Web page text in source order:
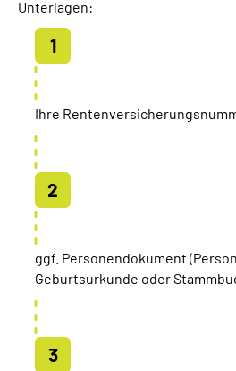
Unterlagen:
Ihre
ggf. Personendokument
Geburtsurkunde oder